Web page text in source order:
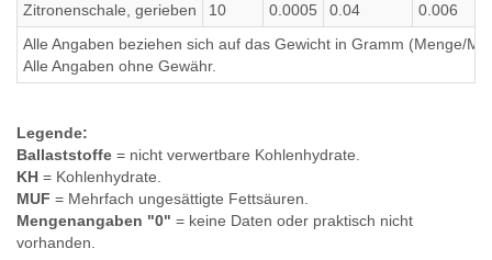
Zitronenschale, gerieben
10 0.0005 0.04 0.006
Alle Angaben beziehen sich auf das Gewicht in Gramm (Menge/
Alle Angaben ohne Gewähr.
Legende:
Ballaststoffe = nicht verwertbare Kohlenhydrate.
KH = Kohlenhydrate.
MUF = Mehrfach ungesättigte Fettsäuren.
Mengenangaben "0" = keine Daten oder praktisch nicht
vorhanden.